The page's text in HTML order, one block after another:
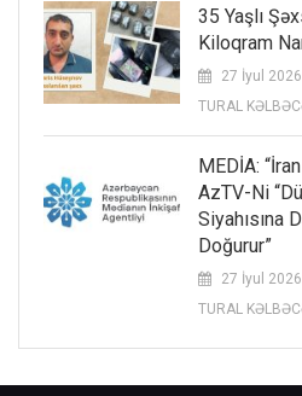
35 Yaşlı
Kiloqram
27 İyul 2026
TURAL
MEDİA:
AzTV-Ni
Siyahısına
Doğurur”
27 İyul 2026
TURAL